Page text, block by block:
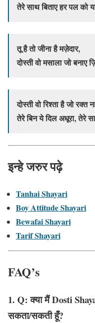
तेरे साथ बिताए हर पल को
तू है तो जीना है मज़ेदार,
दोस्ती वो मसाला जो बनाए
दोस्ती वो रिश्ता है जो रक्त
तेरे बिन ये दिल अधूरा, तेरे
इन्हे जरुर पढ़े
Tanhai Shayari
Boy Attitude Shayari
Bewafai Shayari
Tarif Shayari
FAQ’s
1. Q: क्या मैं Dosti
सकता/सकती हूँ?